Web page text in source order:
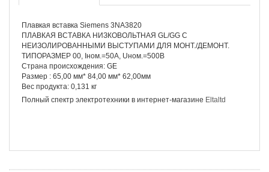
Плавкая вставка Siemens 3NA3820
ПЛАВКАЯ ВСТАВКА НИЗКОВОЛЬТНАЯ GL/GG С
НЕИЗОЛИРОВАННЫМИ ВЫСТУПАМИ ДЛЯ МОНТ./ДЕМОНТ.
ТИПОРАЗМЕР 00, Iном.=50A, Uном.=500В
Страна происхождения: GE
Размер : 65,00 мм* 84,00 мм* 62,00мм
Вес продукта: 0,131 кг
Полный спектр электротехники в интернет-магазине Eltaltd